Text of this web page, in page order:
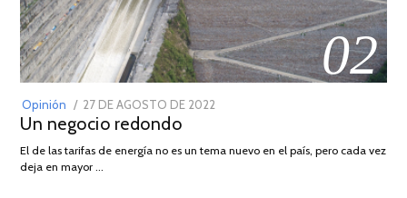
02
Opinión
POSTED
ON
27 DE AGOSTO DE 2022
DE
Un negocio redondo
El de las tarifas de energía no es un tema nuevo en el país, pero cada vez
deja en mayor …